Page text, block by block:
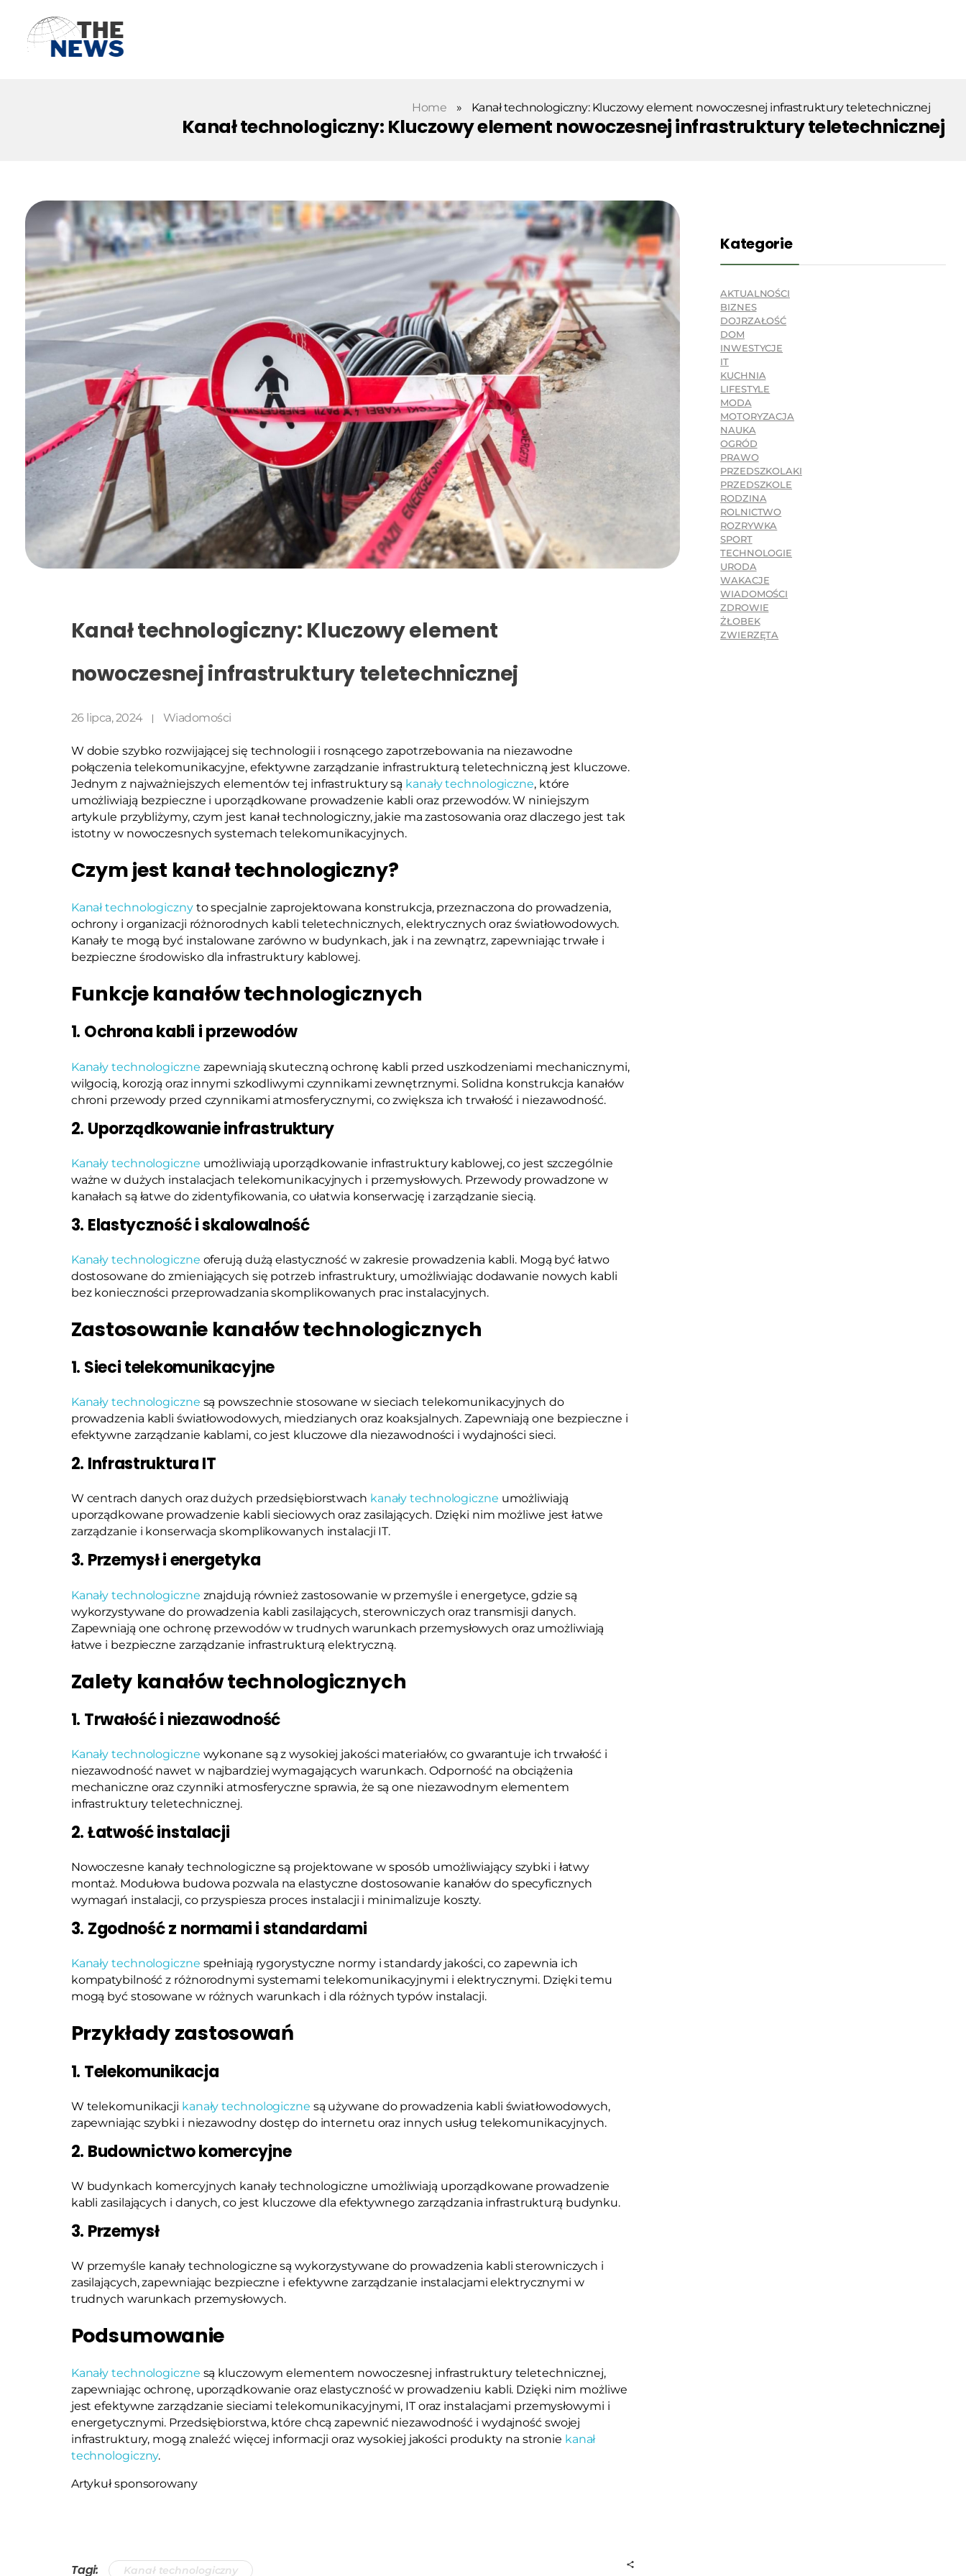
Home » Kanał technologiczny: Kluczowy element nowoczesnej infrastruktury teletechnicznej
Kanał technologiczny: Kluczowy element nowoczesnej infrastruktury teletechnicznej
Kanał technologiczny: Kluczowy element
nowoczesnej infrastruktury teletechnicznej
26 lipca, 2024 Wiadomości
W dobie szybko rozwijającej się technologii i rosnącego zapotrzebowania na niezawodne
połączenia telekomunikacyjne, efektywne zarządzanie infrastrukturą teletechniczną jest kluczowe.
Jednym z najważniejszych elementów tej infrastruktury są kanały technologiczne, które
umożliwiają bezpieczne i uporządkowane prowadzenie kabli oraz przewodów. W niniejszym
artykule przybliżymy, czym jest kanał technologiczny, jakie ma zastosowania oraz dlaczego jest tak
istotny w nowoczesnych systemach telekomunikacyjnych.
Czym jest kanał technologiczny?
Kanał technologicznyto specjalnie zaprojektowana konstrukcja, przeznaczona do prowadzenia,
ochrony i organizacji różnorodnych kabli teletechnicznych, elektrycznych oraz światłowodowych.
Kanały te mogą być instalowane zarówno w budynkach, jak i na zewnątrz, zapewniając trwałe i
bezpieczne środowisko dla infrastruktury kablowej.
Funkcje kanałów technologicznych
1. Ochrona kabli i przewodów
Kanały technologiczne zapewniają skuteczną ochronę kabli przed uszkodzeniami mechanicznymi,
wilgocią, korozją oraz innymi szkodliwymi czynnikami zewnętrznymi. Solidna konstrukcja kanałów
chroni przewody przed czynnikami atmosferycznymi, co zwiększa ich trwałość i niezawodność.
2. Uporządkowanie infrastruktury
Kanały technologiczne umożliwiają uporządkowanie infrastruktury kablowej, co jest szczególnie
ważne w dużych instalacjach telekomunikacyjnych i przemysłowych. Przewody prowadzone w
kanałach są łatwe do zidentyfikowania, co ułatwia konserwację i zarządzanie siecią.
3. Elastyczność i skalowalność
Kanały technologiczne oferują dużą elastyczność w zakresie prowadzenia kabli. Mogą być łatwo
dostosowane do zmieniających się potrzeb infrastruktury, umożliwiając dodawanie nowych kabli
bez konieczności przeprowadzania skomplikowanych prac instalacyjnych.
Zastosowanie kanałów technologicznych
1. Sieci telekomunikacyjne
Kanały technologiczne są powszechnie stosowane w sieciach telekomunikacyjnych do
prowadzenia kabli światłowodowych, miedzianych oraz koaksjalnych. Zapewniają one bezpieczne i
efektywne zarządzanie kablami, co jest kluczowe dla niezawodności i wydajności sieci.
2. Infrastruktura IT
W centrach danych oraz dużych przedsiębiorstwach kanały technologiczne umożliwiają
uporządkowane prowadzenie kabli sieciowych oraz zasilających. Dzięki nim możliwe jest łatwe
zarządzanie i konserwacja skomplikowanych instalacji IT.
3. Przemysł i energetyka
Kanały technologiczne znajdują również zastosowanie w przemyśle i energetyce, gdzie są
wykorzystywane do prowadzenia kabli zasilających, sterowniczych oraz transmisji danych.
Zapewniają one ochronę przewodów w trudnych warunkach przemysłowych oraz umożliwiają
łatwe i bezpieczne zarządzanie infrastrukturą elektryczną.
Zalety kanałów technologicznych
1. Trwałość i niezawodność
Kanały technologiczne wykonane są z wysokiej jakości materiałów, co gwarantuje ich trwałość i
niezawodność nawet w najbardziej wymagających warunkach. Odporność na obciążenia
mechaniczne oraz czynniki atmosferyczne sprawia, że są one niezawodnym elementem
infrastruktury teletechnicznej.
2. Łatwość instalacji
Nowoczesne kanały technologiczne są projektowane w sposób umożliwiający szybki i łatwy
montaż. Modułowa budowa pozwala na elastyczne dostosowanie kanałów do specyficznych
wymagań instalacji, co przyspiesza proces instalacji i minimalizuje koszty.
3. Zgodność z normami i standardami
Kanały technologiczne spełniają rygorystyczne normy i standardy jakości, co zapewnia ich
kompatybilność z różnorodnymi systemami telekomunikacyjnymi i elektrycznymi. Dzięki temu
mogą być stosowane w różnych warunkach i dla różnych typów instalacji.
Przykłady zastosowań
1. Telekomunikacja
W telekomunikacji kanały technologiczne są używane do prowadzenia kabli światłowodowych,
zapewniając szybki i niezawodny dostęp do internetu oraz innych usług telekomunikacyjnych.
2. Budownictwo komercyjne
W budynkach komercyjnych kanały technologiczne umożliwiają uporządkowane prowadzenie
kabli zasilających i danych, co jest kluczowe dla efektywnego zarządzania infrastrukturą budynku.
3. Przemysł
W przemyśle kanały technologiczne są wykorzystywane do prowadzenia kabli sterowniczych i
zasilających, zapewniając bezpieczne i efektywne zarządzanie instalacjami elektrycznymi w
trudnych warunkach przemysłowych.
Podsumowanie
Kanały technologiczne są kluczowym elementem nowoczesnej infrastruktury teletechnicznej,
zapewniając ochronę, uporządkowanie oraz elastyczność w prowadzeniu kabli. Dzięki nim możliwe
jest efektywne zarządzanie sieciami telekomunikacyjnymi, IT oraz instalacjami przemysłowymi i
energetycznymi. Przedsiębiorstwa, które chcą zapewnić niezawodność i wydajność swojej
infrastruktury, mogą znaleźć więcej informacji oraz wysokiej jakości produkty na stronie kanał
technologiczny.
Artykuł sponsorowany
Tagi: Kanał technologiczny
Kategorie
AKTUALNOŚCI
BIZNES
DOJRZAŁOŚĆ
DOM
INWESTYCJE
IT
KUCHNIA
LIFESTYLE
MODA
MOTORYZACJA
NAUKA
OGRÓD
PRAWO
PRZEDSZKOLAKI
PRZEDSZKOLE
RODZINA
ROLNICTWO
ROZRYWKA
SPORT
TECHNOLOGIE
URODA
WAKACJE
WIADOMOŚCI
ZDROWIE
ŻŁOBEK
ZWIERZĘTA